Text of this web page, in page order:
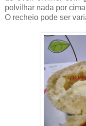
polvilhar nada por
O recheio pode ser